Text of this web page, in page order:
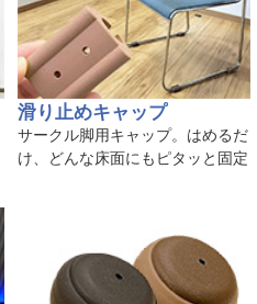
滑り止めキャップ
サークル脚用キャップ。はめるだ
け、どんな床面にもピタッと固定